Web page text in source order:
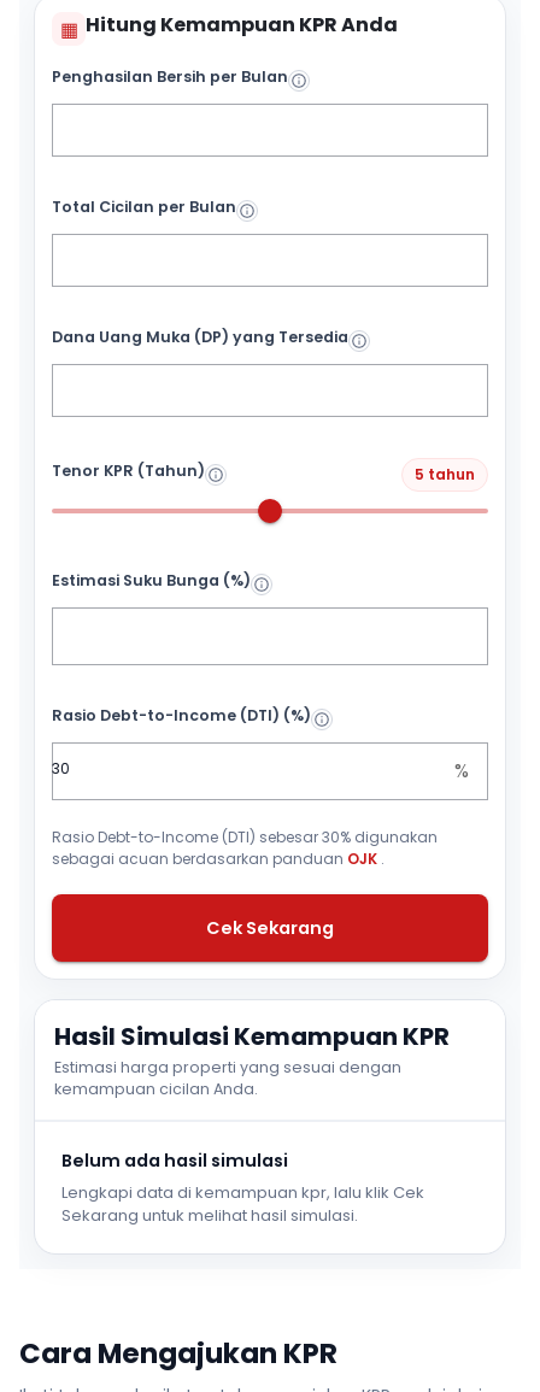
▦ Hitung Kemampuan KPR Anda
Penghasilan Bersih per Bulan
Total Cicilan per Bulan
Dana Uang Muka (DP) yang Tersedia
Tenor KPR (Tahun) 5 tahun
Estimasi Suku Bunga (%)
Rasio Debt-to-Income (DTI) (%)
%
Rasio Debt-to-Income (DTI) sebesar 30% digunakan
sebagai acuan berdasarkan panduan OJK .
Cek Sekarang
Hasil Simulasi Kemampuan KPR
Estimasi harga properti yang sesuai dengan
kemampuan cicilan Anda.
Belum ada hasil simulasi
Lengkapi data di kemampuan kpr, lalu klik Cek
Sekarang untuk melihat hasil simulasi.
Cara Mengajukan KPR